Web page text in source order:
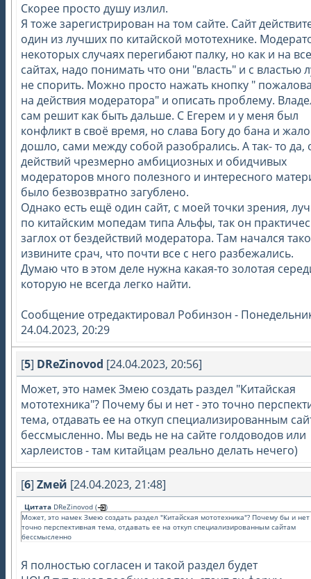
Скорее просто душу излил.
Я тоже зарегистрирован на том сайте. Сайт
один из лучших по китайской мототехнике.
некоторых случаях перегибают палку, но как и на
сайтах, надо понимать что они "власть" и с властью
не спорить. Можно просто нажать кнопку "
на действия модератора" и описать проблему.
сам решит как быть дальше. С Егерем и у меня был
конфликт в своё время, но слава Богу до бана и
дошло, сами между собой разобрались. А так- то да,
действий чрезмерно амбициозных и обидчивых
модераторов много полезного и интересного
было безвозвратно загублено.
Однако есть ещё один сайт, с моей точки зрения,
по китайским мопедам типа Альфы, так он
заглох от бездействий модератора. Там начался
извините срач, что почти все с него разбежались.
Думаю что в этом деле нужна какая-то золотая
которую не всегда легко найти.
Сообщение отредактировал Робинзон -
24.04.2023, 20:29
[5] DReZinovod [24.04.2023, 20:56]
Может, это намек Змею создать раздел "Китайская
мототехника"? Почему бы и нет - это точно
тема, отдавать ее на откуп специализированным
бессмысленно. Мы ведь не на сайте голдоводов или
харлеистов - там китайцам реально делать нечего)
[6] Zмей [24.04.2023, 21:48]
Цитата DReZinovod (
)
Может, это намек Змею создать раздел "Китайская мототехника"? Почему бы и нет
точно перспективная тема, отдавать ее на откуп специализированным сайтам
бессмысленно
Я полностью согласен и такой раздел будет